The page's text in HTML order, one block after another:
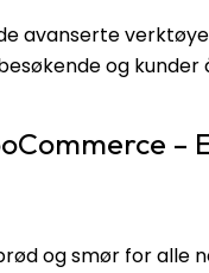
avanserte
og
–
og smør for